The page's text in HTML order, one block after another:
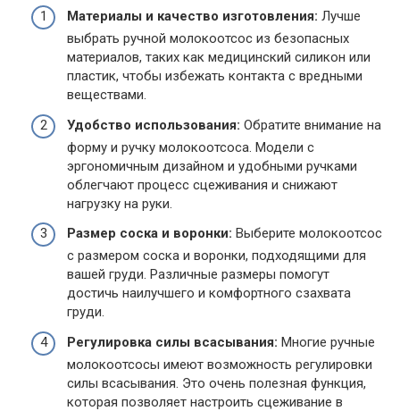
Материалы и качество изготовления: Лучше
выбрать ручной молокоотсос из безопасных
материалов, таких как медицинский силикон или
пластик, чтобы избежать контакта с вредными
веществами.
Удобство использования: Обратите внимание на
форму и ручку молокоотсоса. Модели с
эргономичным дизайном и удобными ручками
облегчают процесс сцеживания и снижают
нагрузку на руки.
Размер соска и воронки: Выберите молокоотсос
с размером соска и воронки, подходящими для
вашей груди. Различные размеры помогут
достичь наилучшего и комфортного сзахвата
груди.
Регулировка силы всасывания: Многие ручные
молокоотсосы имеют возможность регулировки
силы всасывания. Это очень полезная функция,
которая позволяет настроить сцеживание в